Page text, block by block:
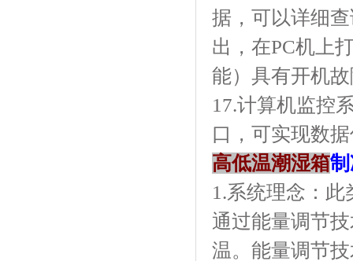
据，可以详
出，在PC机
能）具有开机故
17.计算机监控
口，可实现数
高低温潮湿箱
1.系统理念
通过能量调节
温。能量调节